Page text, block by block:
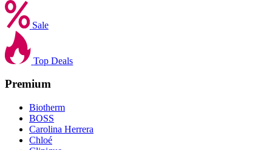
Sale
Top Deals
Premium
Biotherm
BOSS
Carolina Herrera
Chloé